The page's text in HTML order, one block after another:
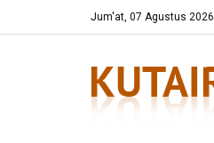
Jum'at, 07 Agustus 2026